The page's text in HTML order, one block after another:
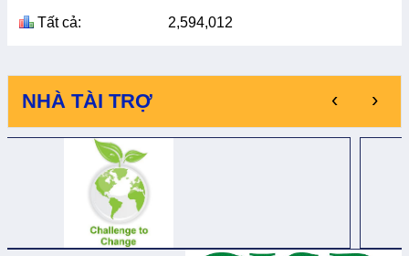
Tất cả:
2,594,012
NHÀ TÀI TRỢ ‹ ›